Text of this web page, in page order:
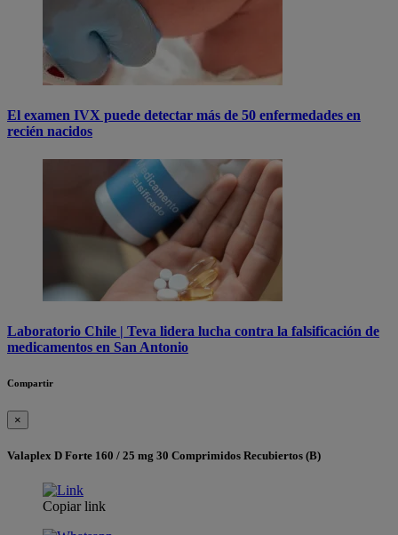
El examen IVX puede detectar más de 50 enfermedades en
recién nacidos
Laboratorio Chile | Teva lidera lucha contra la falsificación de
medicamentos en San Antonio
Compartir
×
Valaplex D Forte 160 / 25 mg 30 Comprimidos Recubiertos (B)
Copiar link